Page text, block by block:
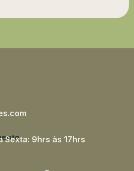
Sexta: 9hrs às 17hrs